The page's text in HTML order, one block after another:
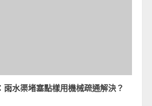
雨水渠堵塞點樣用機械疏通解決？